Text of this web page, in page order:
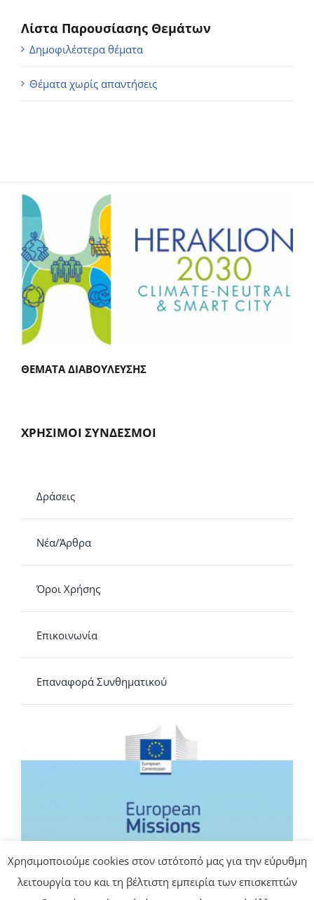
Λίστα Παρουσίασης Θεμάτων
Δημοφιλέστερα θέματα
Θέματα χωρίς απαντήσεις
ΘΕΜΑΤΑ ΔΙΑΒΟΥΛΕΥΣΗΣ
ΧΡΗΣΙΜΟΙ ΣΥΝΔΕΣΜΟΙ
Δράσεις
Νέα/Άρθρα
Όροι Χρήσης
Επικοινωνία
Επαναφορά Συνθηματικού
Χρησιμοποιούμε cookies στον ιστότοπό μας για την εύρυθμη
λειτουργία του και τη βέλτιστη εμπειρία των επισκεπτών